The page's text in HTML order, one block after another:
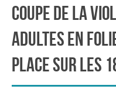
Coupe de la
adultes en
place sur les